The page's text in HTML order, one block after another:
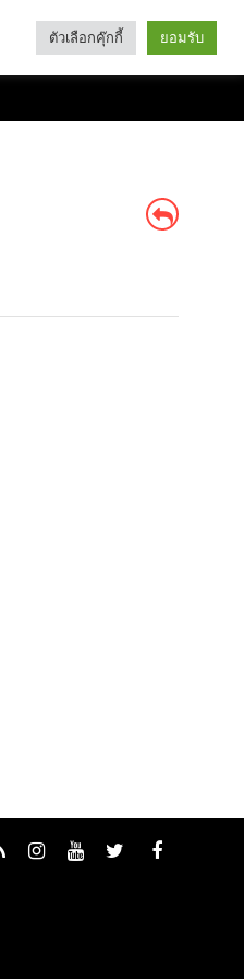
Categories
ตัวเลือกคุ๊กกี้ ยอมรับ